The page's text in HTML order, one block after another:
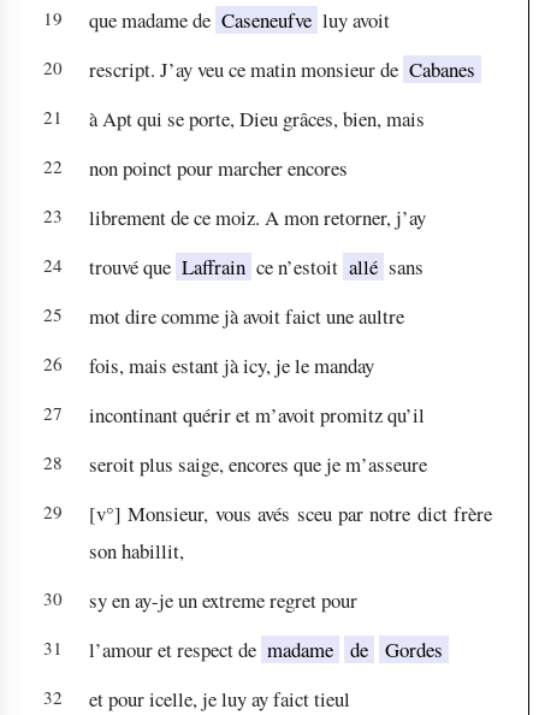
19 que madame de Caseneufve luy avoit
20 rescript. J’ay veu ce matin monsieur de Cabanes
21 à Apt qui se porte, Dieu grâces, bien, mais
22 non poinct pour marcher encores
23 librement de ce moiz. A mon retorner, j’ay
24 trouvé que Laffrain ce n’estoit allé sans
25 mot dire comme jà avoit faict une aultre
26 fois, mais estant jà icy, je le manday
27 incontinant quérir et m’avoit promitz qu’il
28 seroit plus saige, encores que je m’asseure
29
[v°] Monsieur, vous avés sceu par notre dict frère
son habillit,
30 sy en ay-je un extreme regret pour
31 l’amour et respect de madame de Gordes
32 et pour icelle, je luy ay faict tieul